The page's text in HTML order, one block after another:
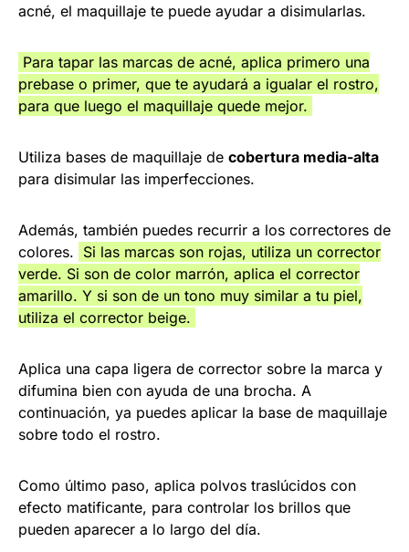
acné, el maquillaje te puede ayudar a disimularlas.
Para tapar las marcas de acné, aplica primero una
prebase o primer, que te ayudará a igualar el rostro,
para que luego el maquillaje quede mejor.
Utiliza bases de maquillaje de cobertura media-alta
para disimular las imperfecciones.
Además, también puedes recurrir a los correctores de
colores. Si las marcas son rojas, utiliza un corrector
verde. Si son de color marrón, aplica el corrector
amarillo. Y si son de un tono muy similar a tu piel,
utiliza el corrector beige.
Aplica una capa ligera de corrector sobre la marca y
difumina bien con ayuda de una brocha. A
continuación, ya puedes aplicar la base de maquillaje
sobre todo el rostro.
Como último paso, aplica polvos traslúcidos con
efecto matificante, para controlar los brillos que
pueden aparecer a lo largo del día.